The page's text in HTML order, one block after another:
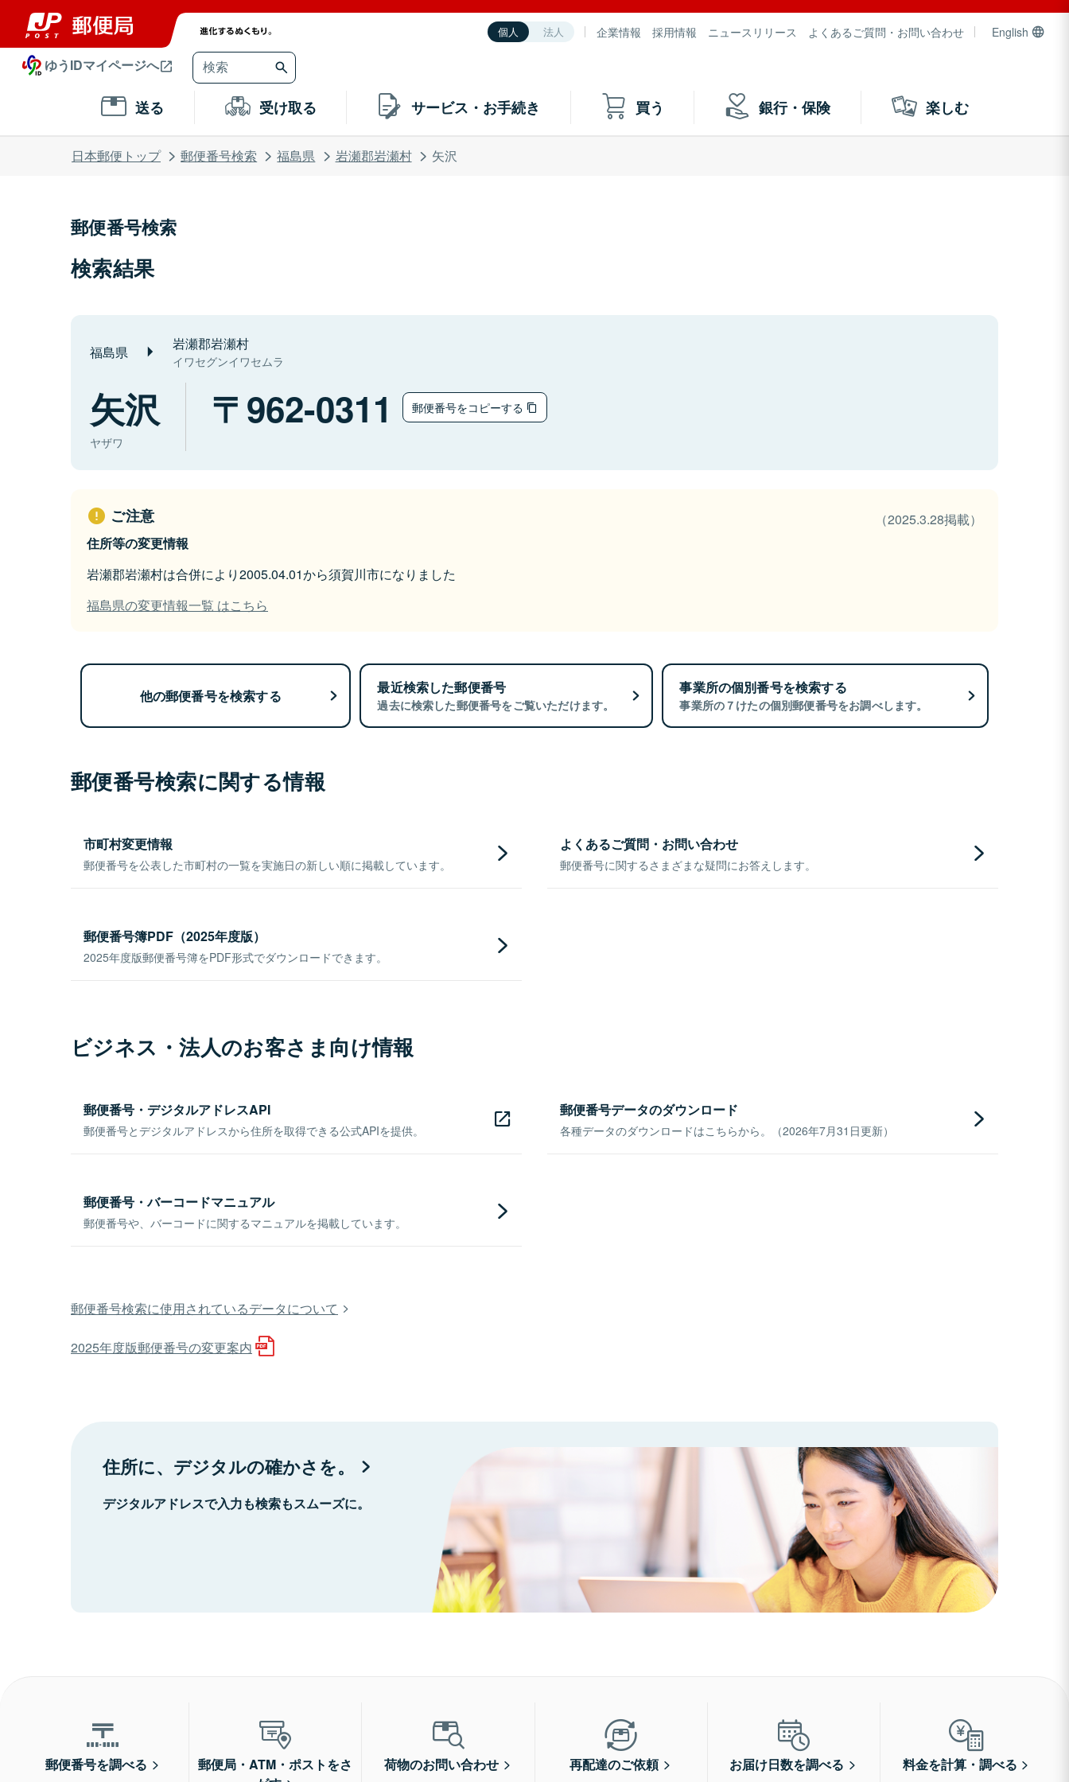
個人 法人 企業情報 採用情報 ニュースリリース よくあるご質問・お問い合わせ English
ゆうIDマイページへ
送る 受け取る サービス・お手続き 買う 銀行・保険 楽しむ
日本郵便トップ 郵便番号検索 福島県 岩瀬郡岩瀬村 矢沢
郵便番号検索
検索結果
福島県 岩瀬郡岩瀬村
イワセグンイワセムラ
矢沢
ヤザワ
962-0311 郵便番号をコピーする
ご注意
（2025.3.28掲載）
住所等の変更情報
岩瀬郡岩瀬村は合併により2005.04.01から須賀川市になりました
福島県の変更情報一覧 はこちら
他の郵便番号を検索する 最近検索した郵便番号
過去に検索した郵便番号をご覧いただけます。
事業所の個別番号を検索する
事業所の７けたの個別郵便番号をお調べします。
郵便番号検索に関する情報
市町村変更情報
郵便番号を公表した市町村の一覧を実施日の新しい順に掲載しています。
よくあるご質問・お問い合わせ
郵便番号に関するさまざまな疑問にお答えします。
郵便番号簿PDF（2025年度版）
2025年度版郵便番号簿をPDF形式でダウンロードできます。
ビジネス・法人のお客さま向け情報
郵便番号・デジタルアドレスAPI
郵便番号とデジタルアドレスから住所を取得できる公式APIを提供。
郵便番号データのダウンロード
各種データのダウンロードはこちらから。（2026年7月31日更新）
郵便番号・バーコードマニュアル
郵便番号や、バーコードに関するマニュアルを掲載しています。
郵便番号検索に使用されているデータについて
2025年度版郵便番号の変更案内
住所に、デジタルの確かさを。
デジタルアドレスで入力も検索もスムーズに。
郵便番号を調べる
郵便局・ATM・ポストをさ
荷物のお問い合わせ 再配達のご依頼 お届け日数を調べる 料金を計算・調べる